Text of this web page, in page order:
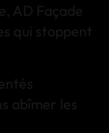
AD Façade
qui stoppent
abîmer les